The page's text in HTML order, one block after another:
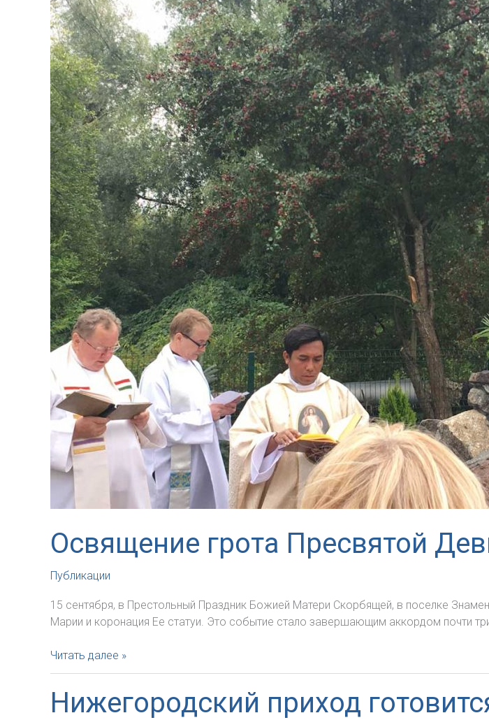
Розарию
Освящение грота Пресвятой
Публикации
15 сентября, в Престольный Праздник Божией Матери Скорбящей, в поселке
Марии и коронация Ее статуи. Это событие стало завершающим аккордом почти
Освящение
грота
Девы
Читать далее »
Нижегородский приход